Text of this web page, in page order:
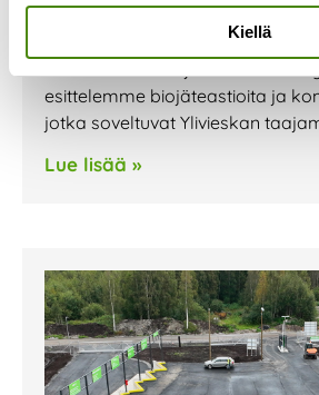
Kiellä
1.9.2023 järjestettävässä
esittelemme biojäteastioita ja
jotka soveltuvat Ylivieskan
Lue lisää »